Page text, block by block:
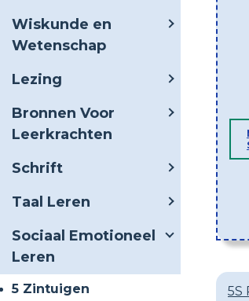
Wiskunde en
Wetenschap
Lezing
Bronnen Voor
Leerkrachten
Schrift
Taal Leren
Sociaal Emotioneel
Leren
5 Zintuigen
5S